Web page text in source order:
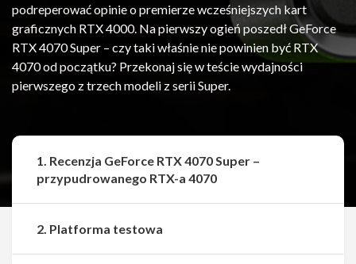
podreperować opinie o premierze wcześniejszych kart
graficznych RTX 4000. Na pierwszy ogień poszedł GeForce
RTX 4070 Super – czy taki właśnie nie powinien być RTX
4070 od początku? Przekonaj się w teście wydajności
pierwszego z trzech modeli z serii Super.
1. Recenzja GeForce RTX 4070 Super –
przypudrowanego RTX-a 4070
2. Platforma testowa